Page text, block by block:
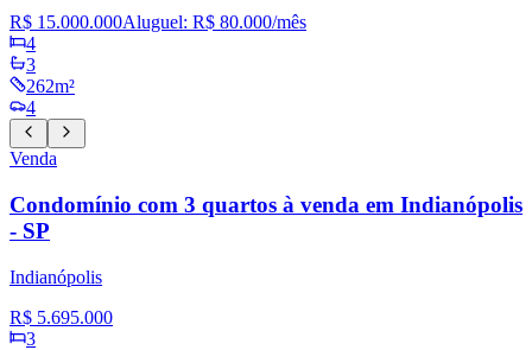
R$ 15.000.000Aluguel: R$ 80.000/mês
4
3
262m²
4
Venda
Condomínio com 3 quartos à venda em Indianópolis
- SP
Indianópolis
R$ 5.695.000
3